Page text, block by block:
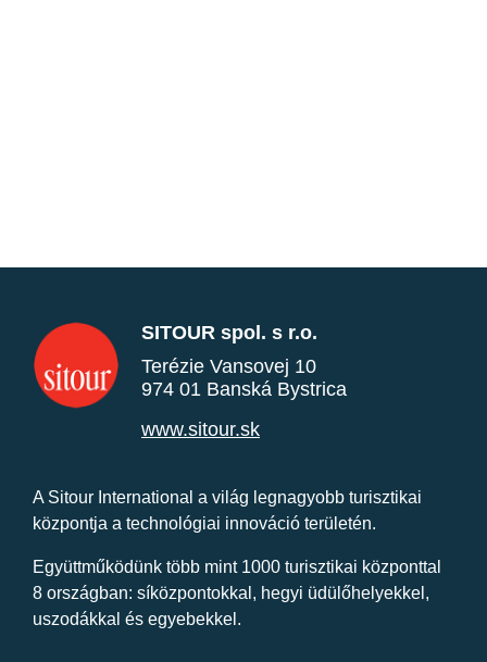
SITOUR spol. s r.o.
Terézie Vansovej 10
974 01 Banská Bystrica
www.sitour.sk
A Sitour International a világ legnagyobb turisztikai
központja a technológiai innováció területén.
Együttműködünk több mint 1000 turisztikai központtal
8 országban: síközpontokkal, hegyi üdülőhelyekkel,
uszodákkal és egyebekkel.